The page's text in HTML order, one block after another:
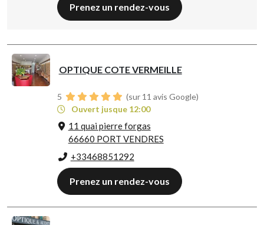
Prenez un rendez-vous
OPTIQUE COTE VERMEILLE
5
(sur 11 avis Google)
Ouvert jusque 12:00
11 quai pierre forgas
66660 PORT VENDRES
+33468851292
Prenez un rendez-vous